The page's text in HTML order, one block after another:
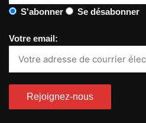
S'abonner Se désabonner
Votre email: